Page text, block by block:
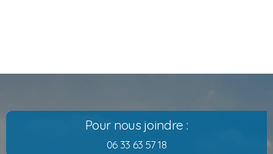
Pour nous joindre :
06 33 63 57 18